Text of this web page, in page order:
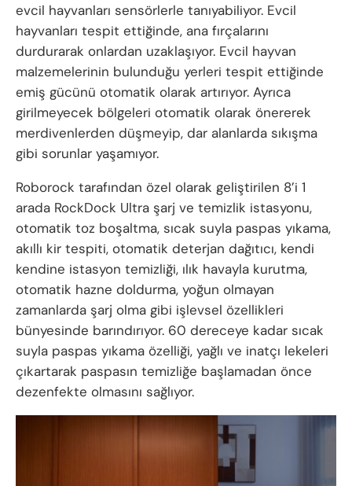
evcil hayvanları sensörlerle tanıyabiliyor. Evcil
hayvanları tespit ettiğinde, ana fırçalarını
durdurarak onlardan uzaklaşıyor. Evcil hayvan
malzemelerinin bulunduğu yerleri tespit ettiğinde
emiş gücünü otomatik olarak artırıyor. Ayrıca
girilmeyecek bölgeleri otomatik olarak önererek
merdivenlerden düşmeyip, dar alanlarda sıkışma
gibi sorunlar yaşamıyor.
Roborock tarafından özel olarak geliştirilen 8’i 1
arada RockDock Ultra şarj ve temizlik istasyonu,
otomatik toz boşaltma, sıcak suyla paspas yıkama,
akıllı kir tespiti, otomatik deterjan dağıtıcı, kendi
kendine istasyon temizliği, ılık havayla kurutma,
otomatik hazne doldurma, yoğun olmayan
zamanlarda şarj olma gibi işlevsel özellikleri
bünyesinde barındırıyor. 60 dereceye kadar sıcak
suyla paspas yıkama özelliği, yağlı ve inatçı lekeleri
çıkartarak paspasın temizliğe başlamadan önce
dezenfekte olmasını sağlıyor.